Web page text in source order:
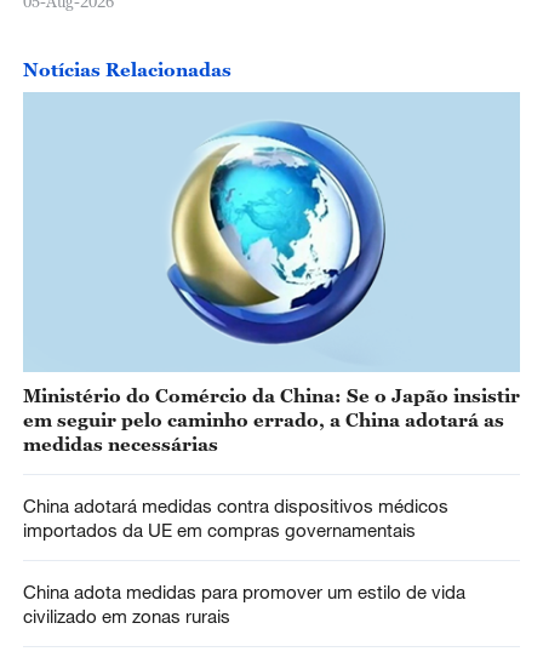
Notícias Relacionadas
Ministério do Comércio da China: Se o Japão insistir
em seguir pelo caminho errado, a China adotará as
medidas necessárias
China adotará medidas contra dispositivos médicos
importados da UE em compras governamentais
China adota medidas para promover um estilo de vida
civilizado em zonas rurais